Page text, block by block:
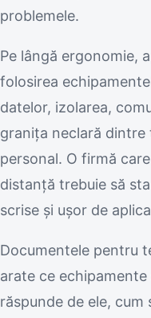
problemele.
Pe lângă ergonomie,
folosirea
datelor, izolarea,
granița neclară dintre
personal. O firmă
distanță trebuie să
scrise și ușor de
Documentele pentru
arate ce
răspunde de ele, cum